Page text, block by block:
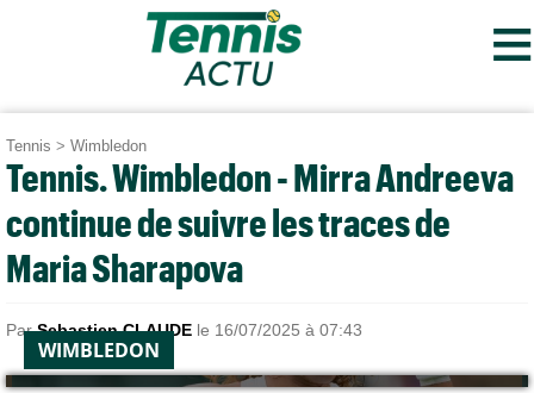
≡
Tennis > Wimbledon
Tennis. Wimbledon - Mirra Andreeva
continue de suivre les traces de
Maria Sharapova
ParSebastien CLAUDE le 16/07/2025 à 07:43
WIMBLEDON